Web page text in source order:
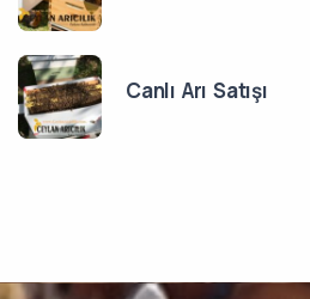
Canlı Arı Satışı